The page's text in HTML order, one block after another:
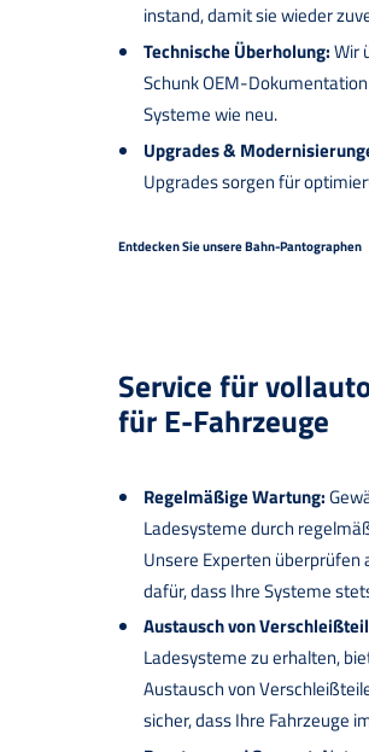
instand, damit sie wieder
Technische Überholung:Wir
Schunk OEM-
Systeme wie neu.
Upgrades &
Upgrades sorgen für
Entdecken Sie unsere Bahn-Pantographen
Service für
für E-Fahrzeuge
Regelmäßige Wartung:
Ladesysteme durch
Unsere Experten
dafür, dass Ihre Systeme
Austausch von
Ladesysteme zu erhalten,
Austausch von
sicher, dass Ihre Fahrzeuge